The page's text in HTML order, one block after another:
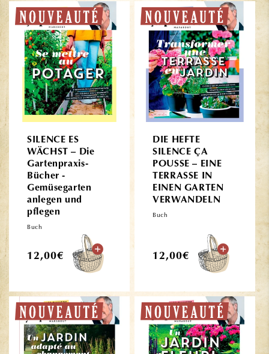
SILENCE ES
WÄCHST – Die
Gartenpraxis-
Bücher -
Gemüsegarten
anlegen und
pflegen
Buch
Normaler
12,00€
DIE HEFTE
SILENCE ÇA
POUSSE – EINE
TERRASSE IN
EINEN GARTEN
VERWANDELN
Buch
Normaler
12,00€